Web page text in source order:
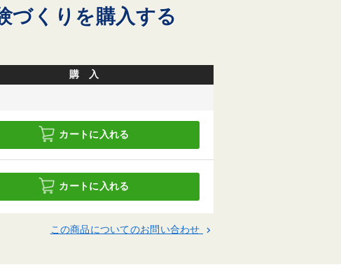
づくりを購入する
購 入
カートに入れる
カートに入れる
この商品についてのお問い合わせ keyboard_arrow_right